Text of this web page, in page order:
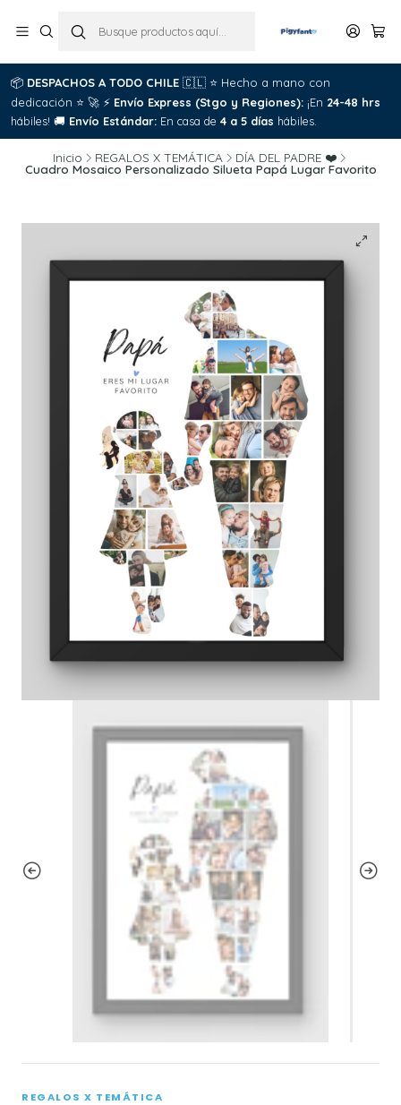
📦 DESPACHOS A TODO CHILE 🇨🇱 ⭐ Hecho a mano con
dedicación ⭐ 🚀 ⚡ Envío Express (Stgo y Regiones): ¡En 24-48 hrs
hábiles! 🚚 Envío Estándar: En casa de 4 a 5 días hábiles.
Inicio REGALOS X TEMÁTICA DÍA DEL PADRE ❤️
Cuadro Mosaico Personalizado Silueta Papá Lugar Favorito
REGALOS X TEMÁTICA